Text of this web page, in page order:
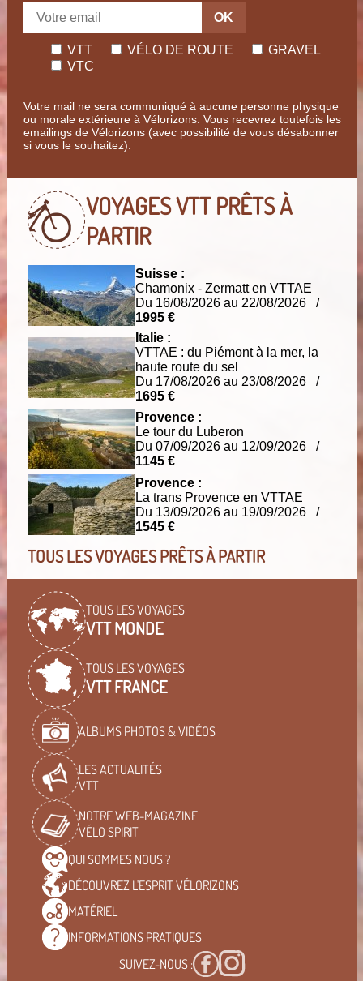
(i)
(i) (i)
OK
VTT VÉLO DE ROUTE
GRAVEL
VTC
Votre mail ne sera communiqué à aucune personne physique
ou morale extérieure à Vélorizons. Vous recevrez toutefois les
emailings de Vélorizons (avec possibilité de vous désabonner
si vous le souhaitez).
VOYAGES VTTPRÊTS À
PARTIR
Suisse :
Chamonix - Zermatt en VTTAE
Du 16/08/2026 au 22/08/2026 /
1995 €
Italie :
VTTAE : du Piémont à la mer, la
haute route du sel
Du 17/08/2026 au 23/08/2026 /
1695 €
Provence :
Le tour du Luberon
Du 07/09/2026 au 12/09/2026 /
1145 €
Provence :
La trans Provence en VTTAE
Du 13/09/2026 au 19/09/2026 /
1545 €
TOUS LES VOYAGES PRÊTS À PARTIR
TOUS LES VOYAGES
VTT MONDE
TOUS LES VOYAGES
VTT FRANCE
ALBUMS PHOTOS & VIDÉOS
LES ACTUALITÉS
VTT
NOTRE WEB-MAGAZINE
VÉLO SPIRIT
QUI SOMMES NOUS ?
DÉCOUVREZ L'ESPRITVÉLORIZONS
MATÉRIEL
INFORMATIONS PRATIQUES
SUIVEZ-NOUS :